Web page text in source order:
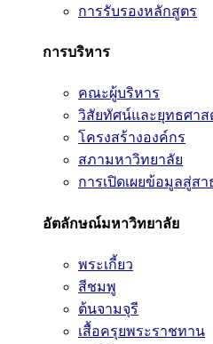
การรับรองหลักสูตร
การบริหาร
คณะผู้บริหาร
วิสัยทัศน์และยุทธศาส
โครงสร้างองค์กร
สภามหาวิทยาลัย
การเปิดเผยข้อมูลสู่ส
อัตลักษณ์มหาวิทยาลัย
พระเกี้ยว
สีชมพู
ต้นจามจุรี
เสื้อครุยพระราชทาน